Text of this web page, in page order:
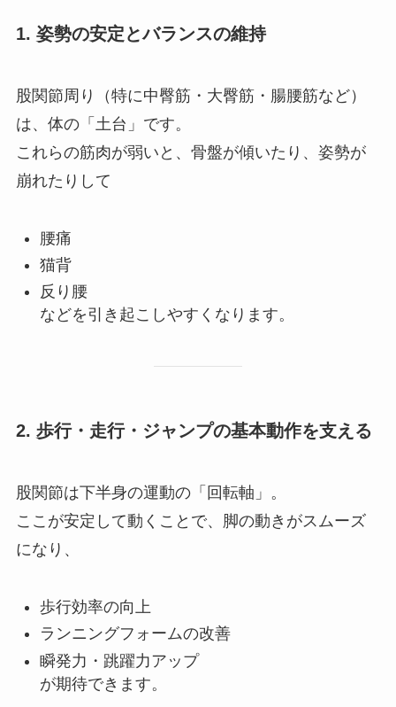
1. 姿勢の安定とバランスの維持
股関節周り（特に中臀筋・大臀筋・腸腰筋など）
は、体の「土台」です。
これらの筋肉が弱いと、骨盤が傾いたり、姿勢が
崩れたりして
腰痛
猫背
反り腰
などを引き起こしやすくなります。
2. 歩行・走行・ジャンプの基本動作を支える
股関節は下半身の運動の「回転軸」。
ここが安定して動くことで、脚の動きがスムーズ
になり、
歩行効率の向上
ランニングフォームの改善
瞬発力・跳躍力アップ
が期待できます。